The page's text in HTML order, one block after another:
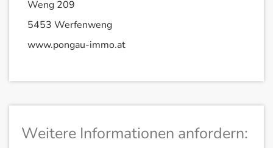
Weitere Informationen anfordern:
Weng 209
5453 Werfenweng
www.pongau-immo.at